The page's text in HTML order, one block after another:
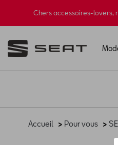
Chers accessoires-lovers,
Accueil > Pour vous >